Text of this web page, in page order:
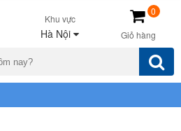
Khu vực
Hà Nội Giỏ hàng
0